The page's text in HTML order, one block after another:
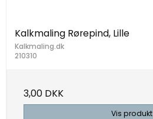
Kalkmaling Rørepind, Lille
Kalkmaling.dk
210310
3,00 DKK
Vis produkt